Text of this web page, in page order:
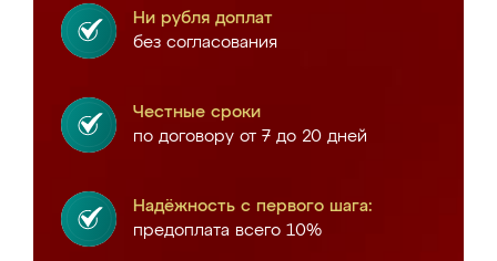
Ни рубля доплат
без согласования
Честные сроки
по договору от 7 до 20 дней
Надёжность с первого шага:
предоплата всего 10%